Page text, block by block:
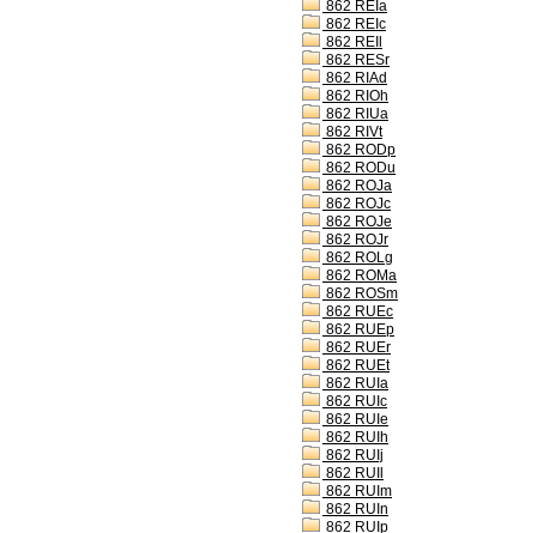
862 REIa
862 REIc
862 REIl
862 RESr
862 RIAd
862 RIOh
862 RIUa
862 RIVt
862 RODp
862 RODu
862 ROJa
862 ROJc
862 ROJe
862 ROJr
862 ROLg
862 ROMa
862 ROSm
862 RUEc
862 RUEp
862 RUEr
862 RUEt
862 RUIa
862 RUIc
862 RUIe
862 RUIh
862 RUIj
862 RUIl
862 RUIm
862 RUIn
862 RUIp